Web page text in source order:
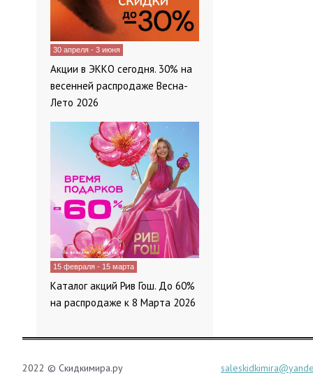
30 апреля - 3 июня
Акции в ЭККО сегодня. 30% на
весенней распродаже Весна-
Лето 2026
15 февраля - 15 марта
Каталог акций Рив Гош. До 60%
на распродаже к 8 Марта 2026
2022 © Скидкимира.ру